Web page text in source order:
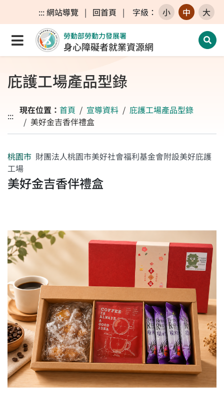
跳至主要內容區
跳至主要選單
跳至網站搜尋
:::網站導覽 | 回首頁 | 字級 ： 小 中 大
點選開啟選單
勞動部勞動力發展署
身心障礙者就業資源網 開
庇護工場產品型錄
::: 現在位置： 首頁 宣導資料
庇護工場產品型錄
美好金吉香伴禮盒
桃園市 財團法人桃園市美好社會福利基金會附設美好庇護
工場
美好金吉香伴禮盒